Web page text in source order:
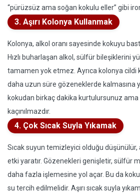
“pürüzsüz ama soğan kokulu eller” gibi
3. Aşırı Kolonya Kullanmak
Kolonya, alkol oranı sayesinde kokuyu
Hızlı buharlaşan alkol, sülfür bileşiklerini
tamamen yok etmez. Ayrıca kolonya cildi
daha uzun süre gözeneklerde kalmasına
kokudan birkaç dakika kurtulursunuz
kaçınılmazdır.
4. Çok Sıcak Suyla Yıkamak
Sıcak suyun temizleyici olduğu
etki yaratır. Gözenekleri genişletir, sülfür
daha fazla işlemesine yol açar. Bu da
su tercih edilmelidir. Aşırı sıcak suyla